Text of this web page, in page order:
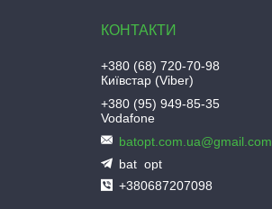
+380 (68) 720-70-98
Київстар (Viber)
+380 (95) 949-85-35
Vodafone
batopt.com.ua@gmail.com
bat_opt
+380687207098